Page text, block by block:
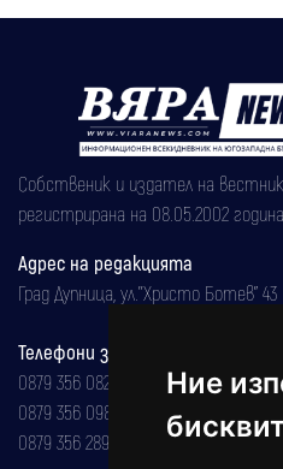
Ние
Собственик и издател на
регистрирана на 08.05.2002 година.
Адрес на редакцията
Град Дупница, ул.''Христо Ботев" 43
Телефони за реклама и
0879 356 082
0879 356 098
0879 356 289